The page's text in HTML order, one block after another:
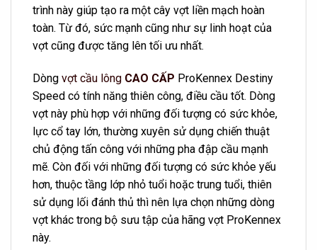
trình này giúp tạo ra một cây vợt liền mạch hoàn
toàn. Từ đó, sức mạnh cũng như sự linh hoạt của
vợt cũng được tăng lên tối ưu nhất.
Dòng vợt cầu lông CAO CẤP ProKennex Destiny
Speed có tính năng thiên công, điều cầu tốt. Dòng
vợt này phù hợp với những đối tượng có sức khỏe,
lực cổ tay lớn, thường xuyên sử dụng chiến thuật
chủ động tấn công với những pha đập cầu mạnh
mẽ. Còn đối với những đối tượng có sức khỏe yếu
hơn, thuộc tầng lớp nhỏ tuổi hoặc trung tuổi, thiên
sử dụng lối đánh thủ thì nên lựa chọn những dòng
vợt khác trong bộ sưu tập của hãng vợt ProKennex
này.